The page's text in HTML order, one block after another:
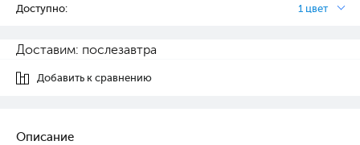
Доступно: 1 цвет
Доставим: послезавтра
Добавить к сравнению
Описание